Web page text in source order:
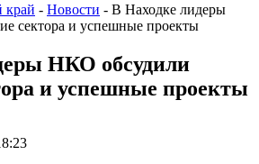
край - Новости - В Находке лидеры
сектора и успешные проекты
НКО обсудили
и успешные проекты